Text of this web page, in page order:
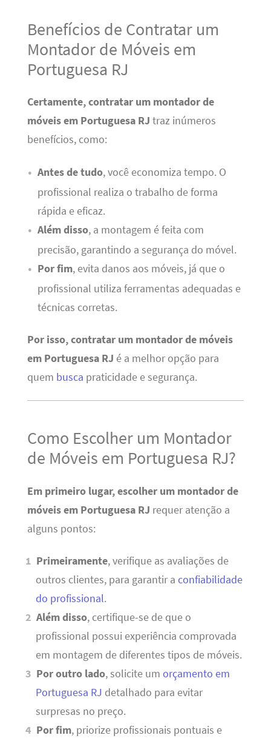
Benefícios de Contratar um
Montador de Móveis em
Portuguesa RJ
Certamente, contratar um montador de
móveis em Portuguesa RJ traz inúmeros
benefícios, como:
Antes de tudo, você economiza tempo. O
profissional realiza o trabalho de forma
rápida e eficaz.
Além disso, a montagem é feita com
precisão, garantindo a segurança do móvel.
Por fim, evita danos aos móveis, já que o
profissional utiliza ferramentas adequadas e
técnicas corretas.
Por isso, contratar um montador de móveis
em Portuguesa RJ é a melhor opção para
quem busca praticidade e segurança.
Como Escolher um Montador
de Móveis em Portuguesa RJ?
Em primeiro lugar, escolher um montador de
móveis em Portuguesa RJ requer atenção a
alguns pontos:
Primeiramente, verifique as avaliações de
outros clientes, para garantir a confiabilidade
do profissional.
Além disso, certifique-se de que o
profissional possui experiência comprovada
em montagem de diferentes tipos de móveis.
Por outro lado, solicite umorçamento em
Portuguesa RJ detalhado para evitar
surpresas no preço.
Por fim, priorize profissionais pontuais e